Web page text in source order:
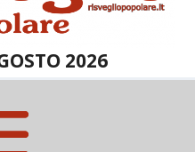
2026